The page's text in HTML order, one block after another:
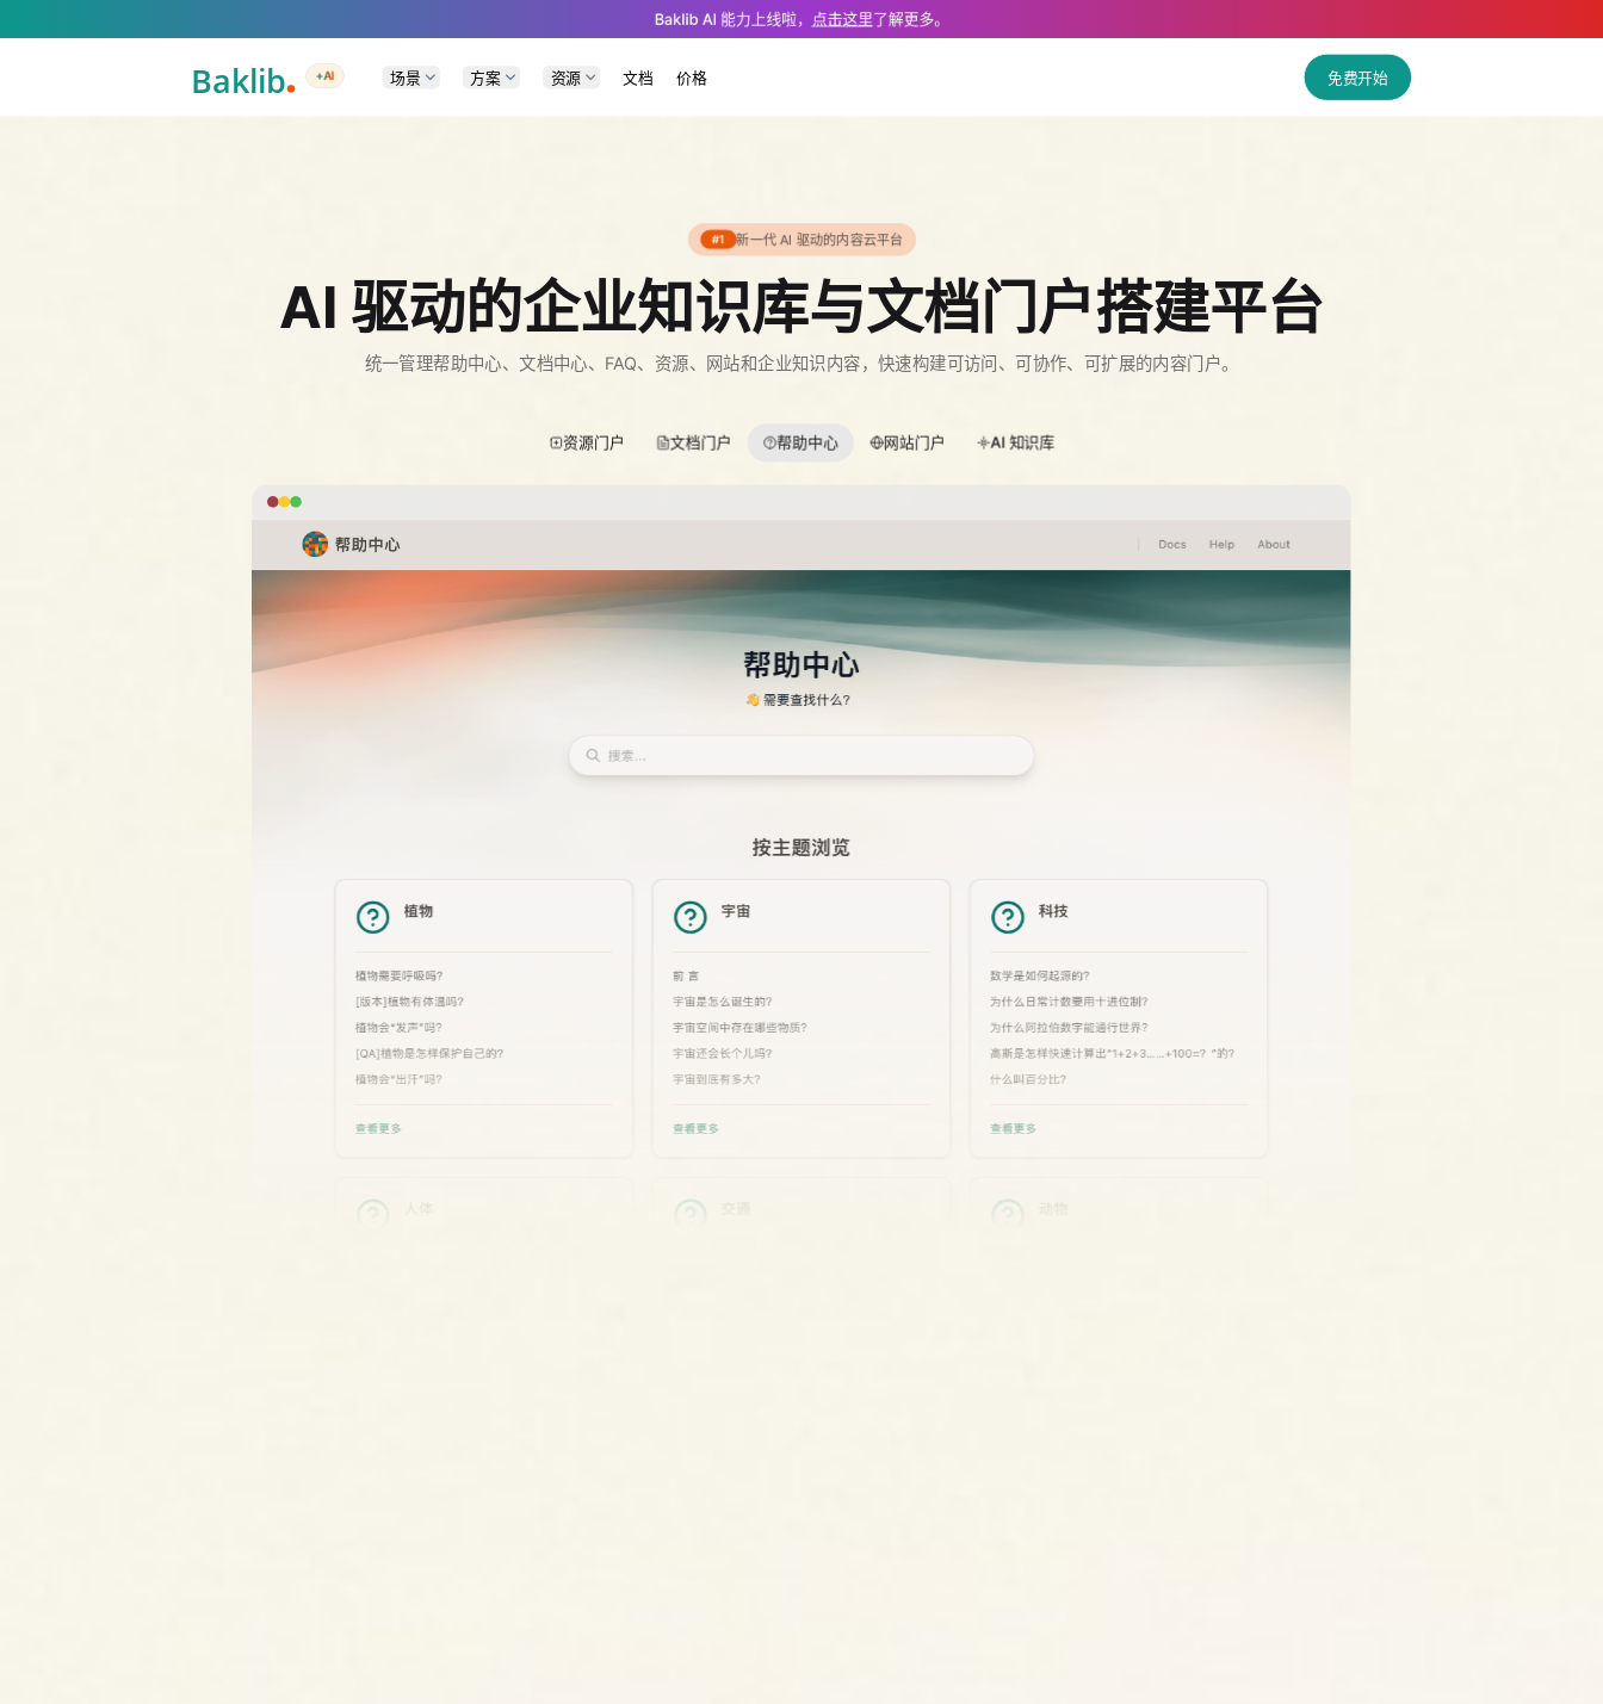
A Markdown version of this page is available at https://www.baklib.com/.md — optimized for AI and LLM tools.
Baklib AI 能力上线啦， 点击这里了解更多。
+AI 场景 方案 资源 文档 价格 免费开始
#1 新一代 AI 驱动的内容云平台
AI 驱动的企业知识库与文档门户搭建平台
统一管理帮助中心、文档中心、FAQ、资源、网站和企业知识内容，快速构建可访问、可协作、可扩展的内容门户。
资源门户 文档门户 帮助中心 网站门户 AI 知识库